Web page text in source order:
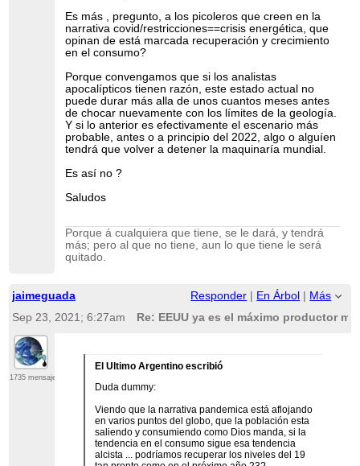
Es más , pregunto, a los picoleros que creen en la
narrativa covid/restricciones==crisis energética, que
opinan de está marcada recuperación y crecimiento
en el consumo?
Porque convengamos que si los analistas
apocalípticos tienen razón, este estado actual no
puede durar más alla de unos cuantos meses antes
de chocar nuevamente con los límites de la geología.
Y si lo anterior es efectivamente el escenario más
probable, antes o a principio del 2022, algo o alguíen
tendrá que volver a detener la maquinaría mundial.
Es así no ?
Saludos
Porque á cualquiera que tiene, se le dará, y tendrá
más; pero al que no tiene, aun lo que tiene le será
quitado.
jaimeguada Responder En Árbol
Más
Sep 23, 2021; 6:27am
Re: EEUU ya es el máximo productor
1735 mensajes
El Ultimo Argentino escribió
Duda dummy:
Viendo que la narrativa pandemica está aflojando
en varios puntos del globo, que la población esta
saliendo y consumiendo como Dios manda, si la
tendencia en el consumo sigue esa tendencia
alcista ... podríamos recuperar los niveles del 19